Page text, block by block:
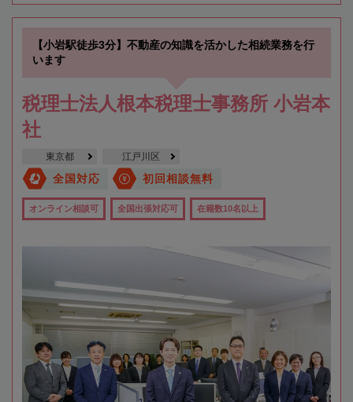
【小岩駅徒歩3分】不動産の知識を活かした相続業務を行
います
税理士法人根本税理士事務所 小岩本
社
東京都 江戸川区
全国対応 初回相談無料
オンライン相談可 全国出張対応可 在籍数10名以上